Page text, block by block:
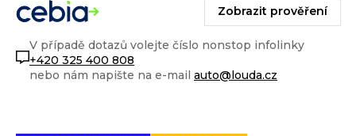
Zobrazit prověření
V případě dotazů volejte číslo nonstop infolinky
+420 325 400 808
nebo nám napište na e-mail auto@louda.cz